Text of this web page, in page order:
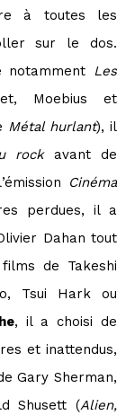
à toutes les
sur le dos.
notamment Les
Moebius et
Métal hurlant), il
rockavant de
Cinéma
perdues, il a
Dahan tout
de Takeshi
Tsui Hark ou
, il a choisi de
et inattendus,
Gary Sherman,
Shusett (Alien,